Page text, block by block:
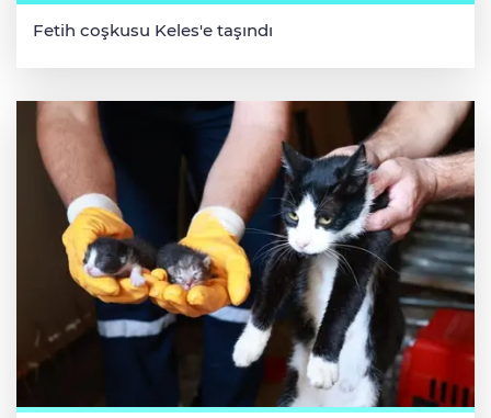
Fetih coşkusu Keles'e taşındı